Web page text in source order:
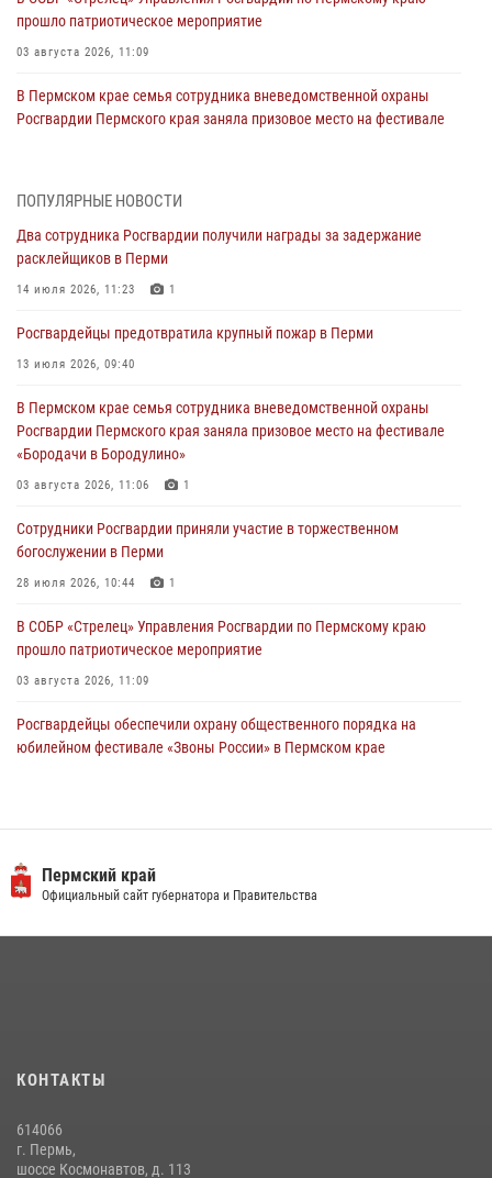
прошло патриотическое мероприятие
03 августа 2026, 11:09
В Пермском крае семья сотрудника вневедомственной охраны
Росгвардии Пермского края заняла призовое место на фестивале
юных спортсменов
03 августа 2026, 10:59
30 июля 2026, 05:19
богослужении в Перми
28 июля 2026, 10:44
Росгвардейцы оказали силовую поддержку при задержании
28 июля 2026, 06:15
ПОПУЛЯРНЫЕ НОВОСТИ
Два сотрудника Росгвардии получили награды за задержание
расклейщиков в Перми
14 июля 2026, 11:23 1
Росгвардейцы предотвратила крупный пожар в Перми
13 июля 2026, 09:40
В Пермском крае семья сотрудника вневедомственной охраны
Росгвардии Пермского края заняла призовое место на фестивале
«Бородачи в Бородулино»
03 августа 2026, 11:06 1
Сотрудники Росгвардии приняли участие в торжественном
богослужении в Перми
28 июля 2026, 10:44 1
В СОБР «Стрелец» Управления Росгвардии по Пермскому краю
прошло патриотическое мероприятие
03 августа 2026, 11:09
Росгвардейцы обеспечили охрану общественного порядка на
юбилейном фестивале «Звоны России» в Пермском крае
ветеринарно-санитарной службы с годовщиной образования
13 июля 2026, 10:43
30 июля 2026, 05:19
17 июля 2026, 10:34
Пермский край
Официальный сайт губернатора и Правительства
КОНТАКТЫ
614066
г. Пермь,
шоссе Космонавтов, д. 113